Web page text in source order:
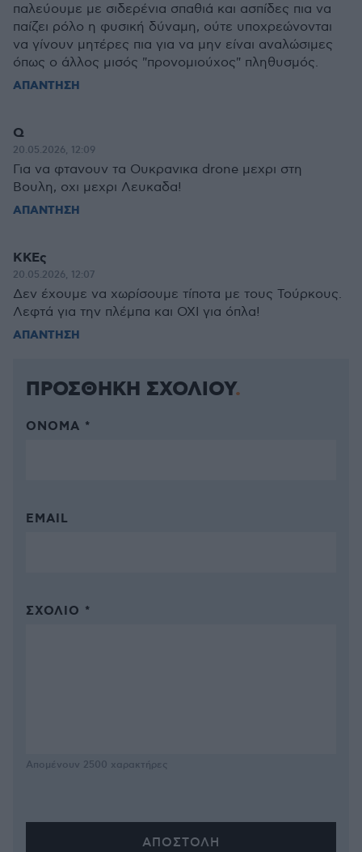
παλεύουμε με σιδερένια σπαθιά και ασπίδες πια να
παίζει ρόλο η φυσική δύναμη, ούτε υποχρεώνονται
να γίνουν μητέρες πια για να μην είναι αναλώσιμες
όπως ο άλλος μισός "προνομιούχος" πληθυσμός.
ΑΠΑΝΤΗΣΗ
Q
20.05.2026, 12:09
Για να φτανουν τα Ουκρανικα drone μεχρι στη
Βουλη, οχι μεχρι Λευκαδα!
ΑΠΑΝΤΗΣΗ
ΚΚΕς
20.05.2026, 12:07
Δεν έχουμε να χωρίσουμε τίποτα με τους Τούρκους.
Λεφτά για την πλέμπα και ΟΧΙ για όπλα!
ΑΠΑΝΤΗΣΗ
ΠΡΟΣΘΗΚΗ ΣΧΟΛΙΟΥ
ΌΝΟΜΑ *
EMAIL
ΣΧΌΛΙΟ *
Απομένουν 2500 χαρακτήρες